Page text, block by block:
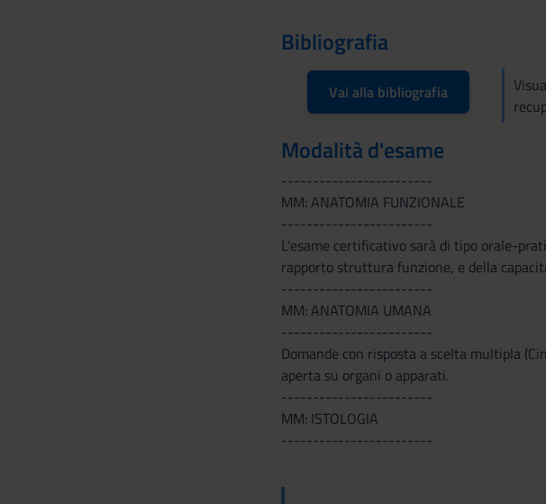
Bibliografia
Vai alla bibliografia
Modalità d'esame
------------------------
MM: ANATOMIA FUNZIONALE
------------------------
L'esame certificativo sarà di tipo orale-
rapporto struttura funzione, e della
------------------------
MM: ANATOMIA UMANA
------------------------
Domande con risposta a scelta multipla
aperta su organi o apparati.
------------------------
MM: ISTOLOGIA
------------------------